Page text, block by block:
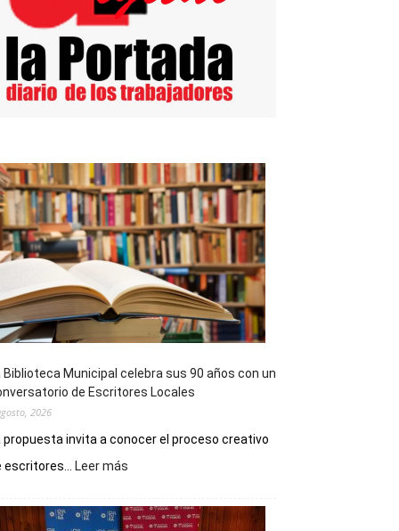
Biblioteca Municipal celebra sus 90 años con un
de Escritores Locales
2026
propuesta invita a conocer el proceso creativo
escritores...
Leer más
Municipal